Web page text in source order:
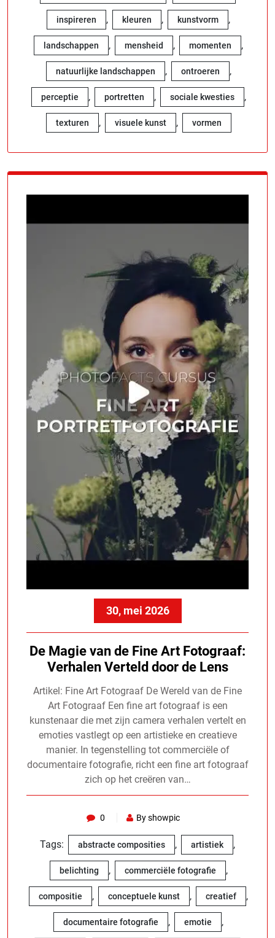
inspireren , kleuren , kunstvorm ,
landschappen , mensheid , momenten ,
natuurlijke landschappen , ontroeren ,
perceptie , portretten , sociale kwesties ,
texturen , visuele kunst , vormen
30, mei 2026
De Magie van de Fine Art Fotograaf:
Verhalen Verteld door de Lens
Artikel: Fine Art Fotograaf De Wereld van de Fine
Art Fotograaf Een fine art fotograaf is een
kunstenaar die met zijn camera verhalen vertelt en
emoties vastlegt op een artistieke en creatieve
manier. In tegenstelling tot commerciële of
documentaire fotografie, richt een fine art fotograaf
zich op het creëren van…
0 By showpic
Tags: abstracte composities , artistiek ,
belichting , commerciële fotografie ,
compositie , conceptuele kunst , creatief ,
documentaire fotografie , emotie ,